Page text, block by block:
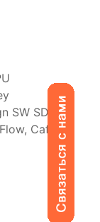
SW SDK
Caffe,